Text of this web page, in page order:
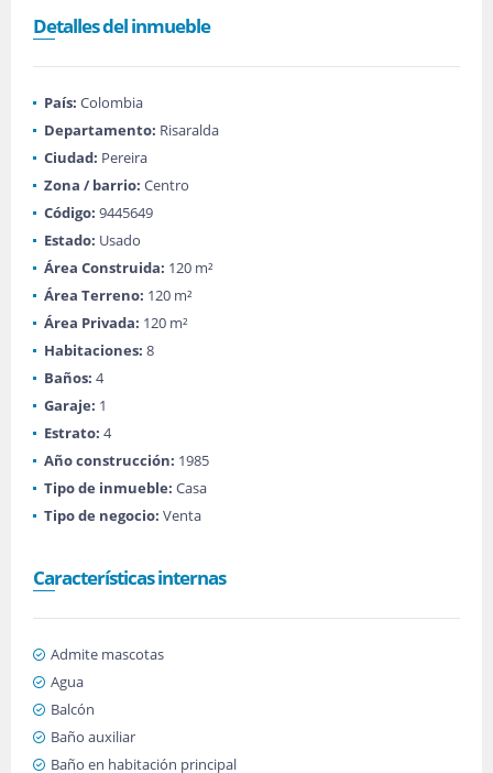
Detalles del inmueble
País: Colombia
Departamento: Risaralda
Ciudad: Pereira
Zona / barrio: Centro
Código: 9445649
Estado: Usado
Área Construida: 120 m²
Área Terreno: 120 m²
Área Privada: 120 m²
Habitaciones: 8
Baños: 4
Garaje: 1
Estrato: 4
Año construcción: 1985
Tipo de inmueble: Casa
Tipo de negocio: Venta
Características internas
Admite mascotas
Agua
Balcón
Baño auxiliar
Baño en habitación principal